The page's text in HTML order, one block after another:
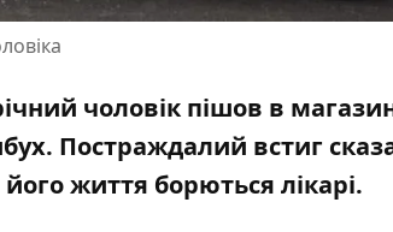
чоловік пішов в
. Постраждалий встиг
життя борються лікарі.